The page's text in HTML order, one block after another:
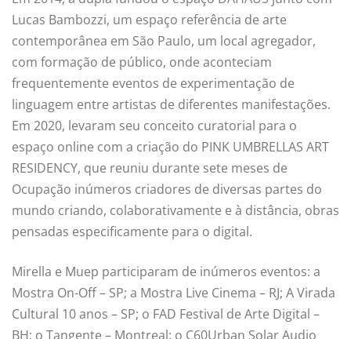
Lucas Bambozzi, um espaço referência de arte
contemporânea em São Paulo, um local agregador,
com formação de público, onde aconteciam
frequentemente eventos de experimentação de
linguagem entre artistas de diferentes manifestações.
Em 2020, levaram seu conceito curatorial para o
espaço online com a criação do PINK UMBRELLAS ART
RESIDENCY, que reuniu durante sete meses de
Ocupação inúmeros criadores de diversas partes do
mundo criando, colaborativamente e à distância, obras
pensadas especificamente para o digital.
Mirella e Muep participaram de inúmeros eventos: a
Mostra On-Off – SP; a Mostra Live Cinema – RJ; A Virada
Cultural 10 anos – SP; o FAD Festival de Arte Digital –
BH; o Tangente – Montreal; o C60Urban Solar Audio